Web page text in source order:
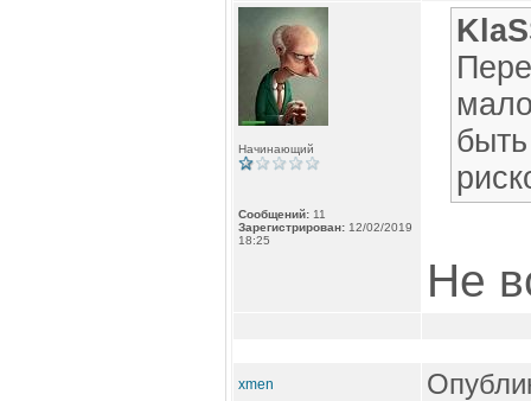
Начинающий
Сообщений: 11
Зарегистрирован: 12/02/2019
18:25
Не
xmen